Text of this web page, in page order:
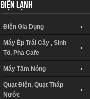
Điện lạnh
Điện Gia Dụng
Máy Ép Trái Cây , Sinh
Tố, Pha Cafe
Máy Tắm Nóng
Quạt Điện, Quạt Tháp
Nước